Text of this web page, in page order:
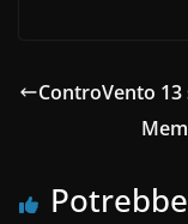
ControVento